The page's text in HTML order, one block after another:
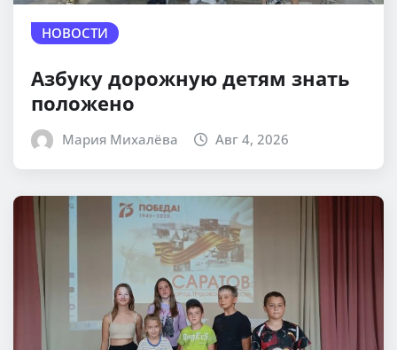
НОВОСТИ
Азбуку дорожную детям знать
положено
Мария Михалёва Авг 4, 2026